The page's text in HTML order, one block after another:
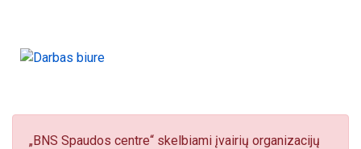
„BNS Spaudos centre“ skelbiami įvairių organizacijų